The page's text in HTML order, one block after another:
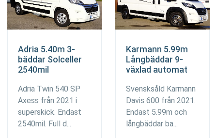
Adria 5.40m 3-
bäddar Solceller
2540mil
Adria Twin 540 SP
Axess från 2021 i
superskick. Endast
2540mil. Full d...
Karmann 5.99m
Långbäddar 9-
växlad automat
Svensksåld Karmann
Davis 600 från 2021.
Endast 5.99m och
långbäddar ba...